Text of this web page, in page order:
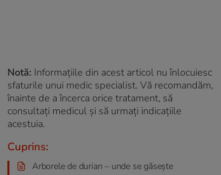
Notă: Informațiile din acest articol nu înlocuiesc
sfaturile unui medic specialist. Vă recomandăm,
înainte de a încerca orice tratament, să
consultați medicul și să urmați indicațiile
acestuia.
Cuprins:
Arborele de durian – unde se găsește